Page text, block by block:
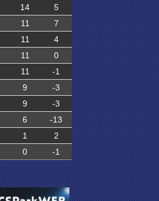
14 5
11 7
11 4
11 0
11 -1
9 -3
9 -3
6 -13
1 2
0 -1